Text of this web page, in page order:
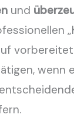
und
wenn